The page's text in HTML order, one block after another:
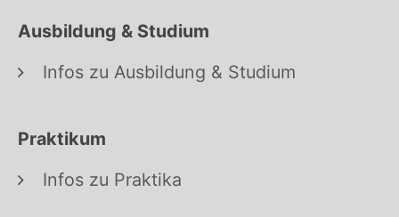
Ausbildung & Studium
Infos zu Ausbildung & Studium
Praktikum
Infos zu Praktika